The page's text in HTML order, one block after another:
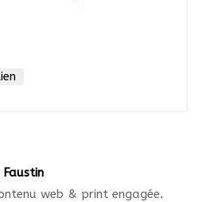
web & print engagée.